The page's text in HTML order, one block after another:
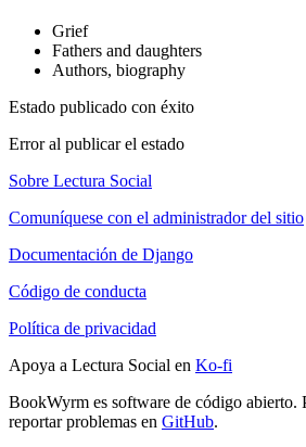
Grief
Fathers and daughters
Authors, biography
Estado publicado con éxito
Error al publicar el estado
Sobre Lectura Social
Comuníquese con el administrador del sitio
Documentación de Django
Código de conducta
Política de privacidad
Apoya a Lectura Social en Ko-fi
BookWyrm es software de código abierto.
reportar problemas en GitHub.